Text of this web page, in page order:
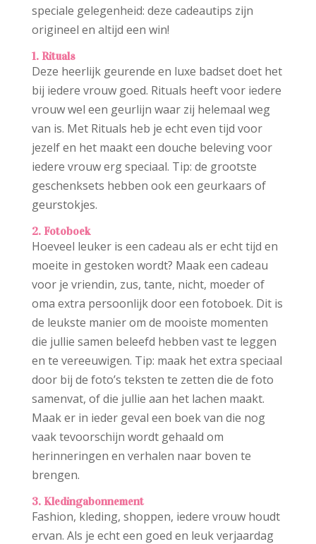
speciale gelegenheid: deze cadeautips zijn
origineel en altijd een win!
1. Rituals
Deze heerlijk geurende en luxe badset doet het
bij iedere vrouw goed. Rituals heeft voor iedere
vrouw wel een geurlijn waar zij helemaal weg
van is. Met Rituals heb je echt even tijd voor
jezelf en het maakt een douche beleving voor
iedere vrouw erg speciaal. Tip: de grootste
geschenksets hebben ook een geurkaars of
geurstokjes.
2. Fotoboek
Hoeveel leuker is een cadeau als er echt tijd en
moeite in gestoken wordt? Maak een cadeau
voor je vriendin, zus, tante, nicht, moeder of
oma extra persoonlijk door een fotoboek. Dit is
de leukste manier om de mooiste momenten
die jullie samen beleefd hebben vast te leggen
en te vereeuwigen. Tip: maak het extra speciaal
door bij de foto’s teksten te zetten die de foto
samenvat, of die jullie aan het lachen maakt.
Maak er in ieder geval een boek van die nog
vaak tevoorschijn wordt gehaald om
herinneringen en verhalen naar boven te
brengen.
3. Kledingabonnement
Fashion, kleding, shoppen, iedere vrouw houdt
ervan. Als je echt een goed en leuk verjaardag